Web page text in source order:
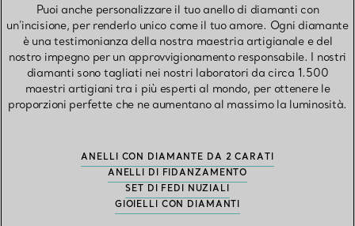
Puoi anche personalizzare il tuo anello di diamanti con
un’incisione, per renderlo unico come il tuo amore. Ogni diamante
è una testimonianza della nostra maestria artigianale e del
nostro impegno per un approvvigionamento responsabile. I nostri
diamanti sono tagliati nei nostri laboratori da circa 1.500
maestri artigiani tra i più esperti al mondo, per ottenere le
proporzioni perfette che ne aumentano al massimo la luminosità.
ANELLI CON DIAMANTE DA 2 CARATI
ANELLI DI FIDANZAMENTO
SET DI FEDI NUZIALI
GIOIELLI CON DIAMANTI